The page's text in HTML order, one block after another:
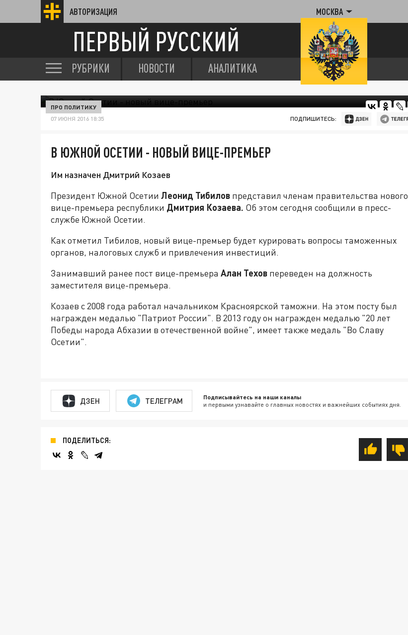
АВТОРИЗАЦИЯ МОСКВА
ПЕРВЫЙ РУССКИЙ
РУБРИКИ НОВОСТИ АНАЛИТИКА
ПРО ПОЛИТИКУ
07 ИЮНЯ 2016 18:35 ПОДПИШИТЕСЬ:
В ЮЖНОЙ ОСЕТИИ - НОВЫЙ ВИЦЕ-ПРЕМЬЕР
Им назначен Дмитрий Козаев
Президент Южной Осетии Леонид Тибилов представил членам правительства нового
вице-премьера республики Дмитрия Козаева. Об этом сегодня сообщили в пресс-
службе Южной Осетии.
Как отметил Тибилов, новый вице-премьер будет курировать вопросы таможенных
органов, налоговых служб и привлечения инвестиций.
Занимавший ранее пост вице-премьера Алан Техов переведен на должность
заместителя вице-премьера.
Козаев с 2008 года работал начальником Красноярской таможни. На этом посту был
награжден медалью "Патриот России". В 2013 году он награжден медалью "20 лет
Победы народа Абхазии в отечественной войне", имеет также медаль "Во Славу
Осетии".
ДЗЕН ТЕЛЕГРАМ Подписывайтесь на наши каналы
и первыми узнавайте о главных новостях и важнейших событиях дня.
ПОДЕЛИТЬСЯ: